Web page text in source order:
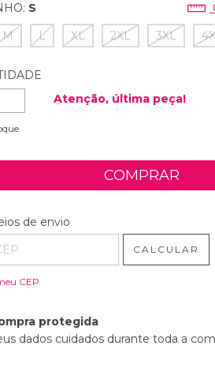
S
M L XL 2XL 3XL
Atenção, última peça!
para o CEP:
de envio
CALCULAR
CEP
protegida
dados cuidados durante toda a